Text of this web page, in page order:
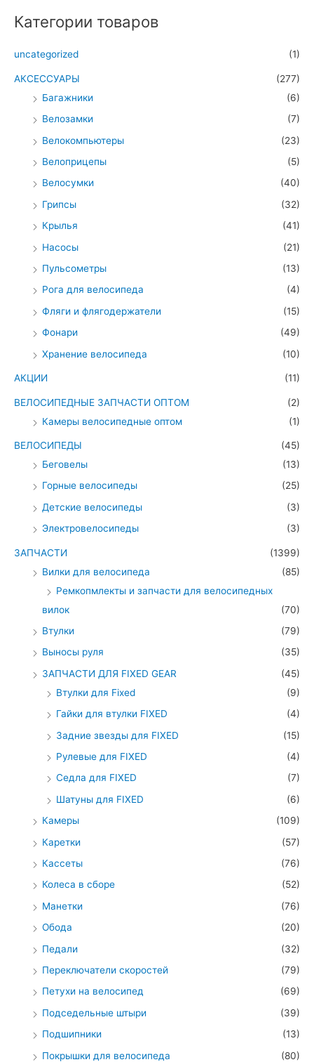
Категории товаров
uncategorized (1)
АКСЕССУАРЫ
(277)
Багажники
(6)
Велозамки
(7)
Велокомпьютеры
(23)
Велоприцепы
(5)
Велосумки
(40)
Грипсы
(32)
Крылья
(41)
Насосы
(21)
Пульсометры
(13)
Рога для велосипеда
(4)
Фляги и флягодержатели
(15)
Фонари
(49)
Хранение велосипеда
(10)
АКЦИИ (11)
ВЕЛОСИПЕДНЫЕ ЗАПЧАСТИ ОПТОМ
(2)
Камеры велосипедные оптом
(1)
ВЕЛОСИПЕДЫ
(45)
Беговелы
(13)
Горные велосипеды
(25)
Детские велосипеды
(3)
Электровелосипеды
(3)
ЗАПЧАСТИ
(1399)
Вилки для велосипеда
(85)
Ремкопмлекты и запчасти для велосипедных
вилок
(70)
Втулки
(79)
Выносы руля
(35)
ЗАПЧАСТИ ДЛЯ FIXED GEAR
(45)
Втулки для Fixed
(9)
Гайки для втулки FIXED
(4)
Задние звезды для FIXED
(15)
Рулевые для FIXED
(4)
Седла для FIXED
(7)
Шатуны для FIXED
(6)
Камеры
(109)
Каретки
(57)
Кассеты
(76)
Колеса в сборе
(52)
Манетки
(76)
Обода
(20)
Педали
(32)
Переключатели скоростей
(79)
Петухи на велосипед
(69)
Подседельные штыри
(39)
Подшипники
(13)
Покрышки для велосипеда
(80)